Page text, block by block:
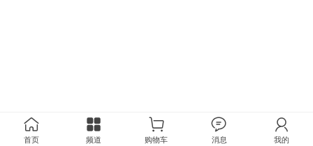
首页 频道 购物车 消息 我的